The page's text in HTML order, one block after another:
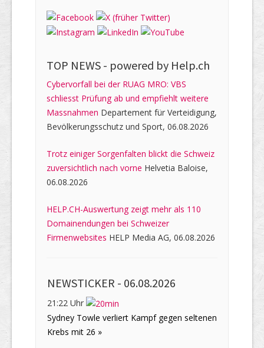
TOP NEWS - powered by Help.ch
Cybervorfall bei der RUAG MRO: VBS
schliesst Prüfung ab und empfiehlt weitere
Massnahmen Departement für Verteidigung,
Bevölkerungsschutz und Sport, 06.08.2026
Trotz einiger Sorgenfalten blickt die Schweiz
zuversichtlich nach vorne Helvetia Baloise,
06.08.2026
HELP.CH-Auswertung zeigt mehr als 110
Domainendungen bei Schweizer
Firmenwebsites HELP Media AG, 06.08.2026
NEWSTICKER - 06.08.2026
21:22 Uhr
Sydney Towle verliert Kampf gegen seltenen
Krebs mit 26 »